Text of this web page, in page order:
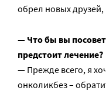
обрел новых
— Что бы вы
предстоит лечение?
— Прежде всего, я
онколикбез –